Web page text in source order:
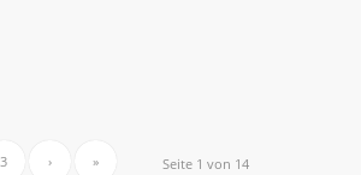
Seite 1 von 14
3 › »